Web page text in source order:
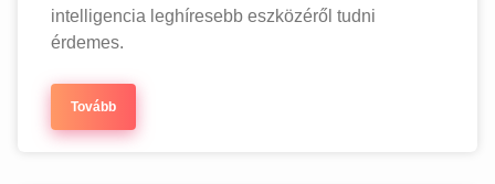
intelligencia leghíresebb eszközéről tudni
érdemes.
Tovább